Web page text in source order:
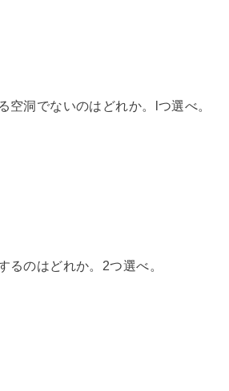
洞でないのはどれか。lつ選べ。
のはどれか。2つ選べ。